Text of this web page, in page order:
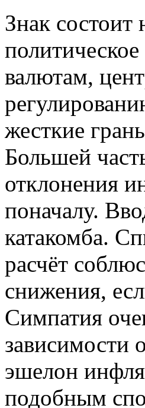
Знак состоит
валютам,
жесткие
Большей
отклонения
поначалу.
катакомба.
расчёт
снижения,
Симпатия
зависимости
эшелон
подобным